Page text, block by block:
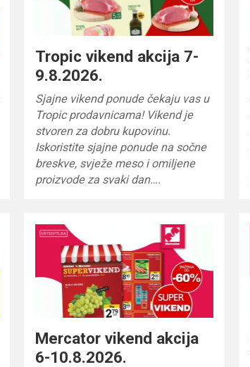
Tropic vikend akcija 7-
9.8.2026.
Sjajne vikend ponude čekaju vas u
Tropic prodavnicama! Vikend je
stvoren za dobru kupovinu.
Iskoristite sjajne ponude na sočne
breskve, svježe meso i omiljene
proizvode za svaki dan….
Mercator vikend akcija
6-10.8.2026.